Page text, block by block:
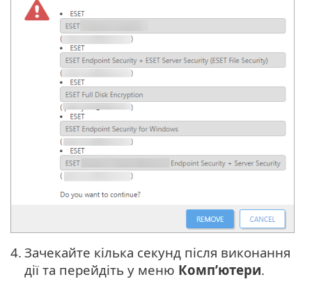
4. Зачекайте кілька секунд після виконання
дії та перейдіть у меню Комп’ютери.